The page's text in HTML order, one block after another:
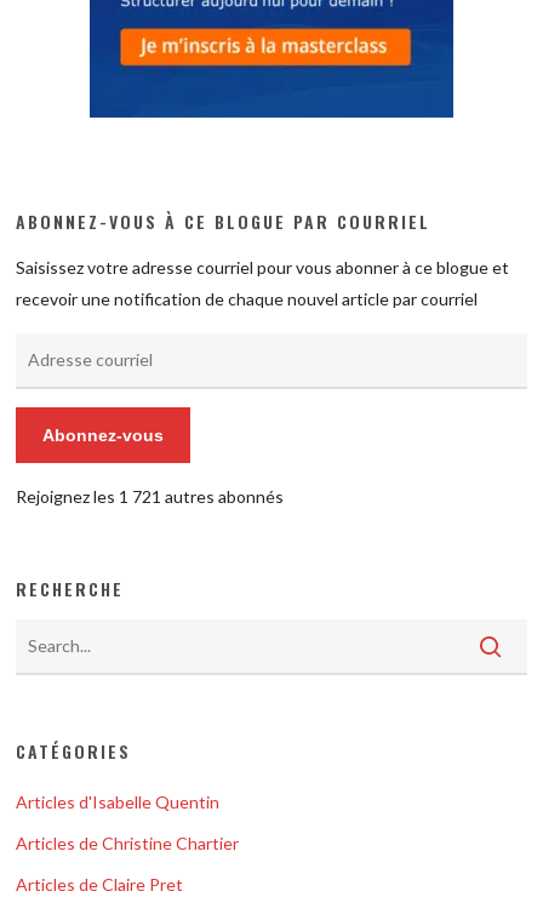
ABONNEZ-VOUS À CE BLOGUE PAR COURRIEL
Saisissez votre adresse courriel pour vous abonner à ce blogue et
recevoir une notification de chaque nouvel article par courriel
Abonnez-vous
Rejoignez les 1 721 autres abonnés
RECHERCHE
CATÉGORIES
Articles d'Isabelle Quentin
Articles de Christine Chartier
Articles de Claire Pret